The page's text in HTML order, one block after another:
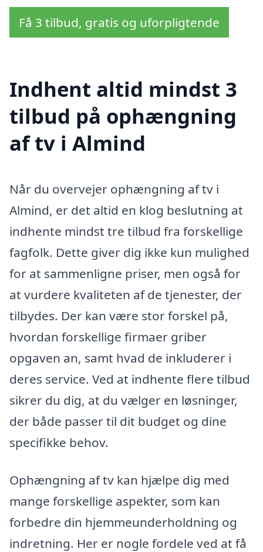
Få 3 tilbud, gratis og uforpligtende
Indhent altid mindst 3
tilbud på ophængning
af tv i Almind
Når du overvejer ophængning af tv i
Almind, er det altid en klog beslutning at
indhente mindst tre tilbud fra forskellige
fagfolk. Dette giver dig ikke kun mulighed
for at sammenligne priser, men også for
at vurdere kvaliteten af de tjenester, der
tilbydes. Der kan være stor forskel på,
hvordan forskellige firmaer griber
opgaven an, samt hvad de inkluderer i
deres service. Ved at indhente flere tilbud
sikrer du dig, at du vælger en løsninger,
der både passer til dit budget og dine
specifikke behov.
Ophængning af tv kan hjælpe dig med
mange forskellige aspekter, som kan
forbedre din hjemmeunderholdning og
indretning. Her er nogle fordele ved at få